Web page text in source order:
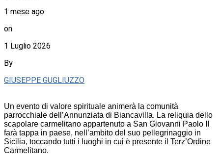
1 mese ago
on
1 Luglio 2026
By
GIUSEPPE GUGLIUZZO
Un evento di valore spirituale animerà la comunità
parrocchiale dell’Annunziata di Biancavilla. La reliquia dello
scapolare carmelitano appartenuto a San Giovanni Paolo II
farà tappa in paese, nell’ambito del suo pellegrinaggio in
Sicilia, toccando tutti i luoghi in cui è presente il Terz’Ordine
Carmelitano.